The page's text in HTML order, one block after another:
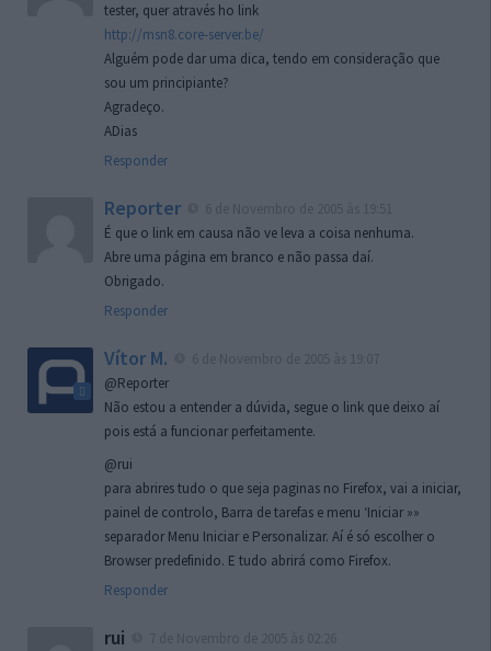
tester, quer através ho link
http://msn8.core-server.be/
Alguém pode dar uma dica, tendo em consideração que
sou um principiante?
Agradeço.
ADias
Responder
Reporter
É que o link em causa não ve leva a coisa nenhuma.
Abre uma página em branco e não passa daí.
Obrigado.
Responder
Vítor M.
@Reporter
Não estou a entender a dúvida, segue o link que deixo aí
pois está a funcionar perfeitamente.
@rui
para abrires tudo o que seja paginas no Firefox, vai a iniciar,
painel de controlo, Barra de tarefas e menu ‘Iniciar »»
separador Menu Iniciar e Personalizar. Aí é só escolher o
Browser predefinido. E tudo abrirá como Firefox.
Responder
rui